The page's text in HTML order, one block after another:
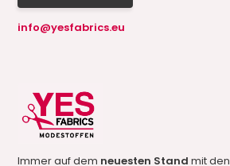
info@yesfabrics.eu
Immer auf dem neuesten Standmit den